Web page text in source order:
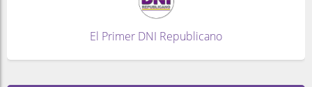
El Primer DNI Republicano